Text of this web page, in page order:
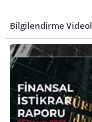
Bilgilendirme